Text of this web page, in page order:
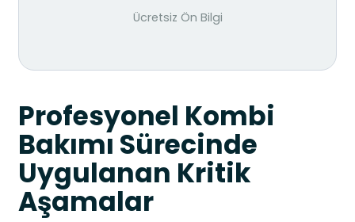
Ücretsiz Ön Bilgi
Profesyonel Kombi
Bakımı Sürecinde
Uygulanan Kritik
Aşamalar